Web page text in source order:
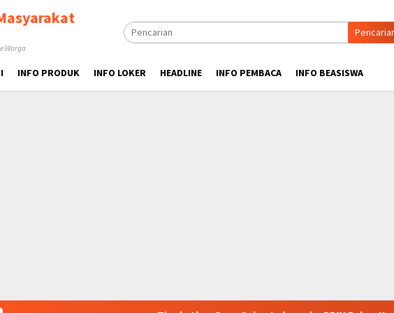
Warga
INFO PRODUK INFO LOKER HEADLINE INFO PEMBACA INFO BEASISWA